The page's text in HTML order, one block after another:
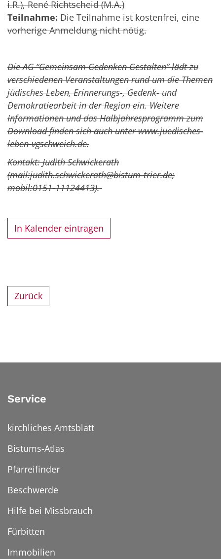
i.R.), René Richtscheid (M.A.)
Teilnahme:Die Teilnahme ist kostenfrei, eine
vorherige Anmeldung nicht nötig.
Die AG “Gemeinsam Gedenken Gestalten” lädt zu
verschiedenen Veranstaltungen rund um die Themen
jüdisches Leben, Erinnerungs-, Gedenk- und
Demokratiearbeit in der Region ein. Weitere
Informationen und das Halbjahresprogramm zum
Download finden sich auch unter www.juedisches-
leben-vgschweich.de.
Kontakt: Judith Schwickerath
(mail:judith.schwickerath@bistum-trier.de;
mobil:0151-11124413).
In Kalender eintragen
Zurück
Service
kirchliches Amtsblatt
Bistums-Atlas
Pfarreifinder
Beschwerde
Hilfe bei Missbrauch
Fürbitten
Immobilien